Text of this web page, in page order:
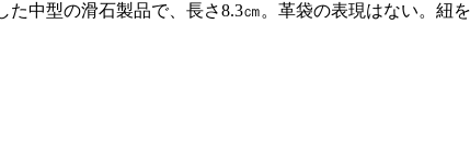
た中型の滑石製品で、長さ8.3㎝。革袋の表現はない。